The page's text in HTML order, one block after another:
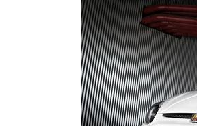
MAIL